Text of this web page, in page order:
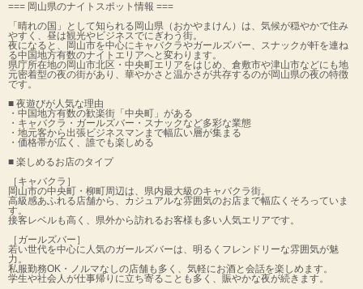
=== 岡山県のナイトスポット情報 ===
「晴れの国」として知られる岡山県（おかやまけん）は、気候が穏やかで住み
やすく、昼は観光やビジネスでにぎわう街。
夜になると、岡山市を中心にキャバクラやガールズバー、スナックが軒を連ね
る中国地方有数のナイトエリアへと変わります。
県庁所在地の岡山市北区・中央町エリアをはじめ、倉敷市や津山市などにも地
元密着型の夜の街があり、華やかさと温かさが共存するのが岡山県の夜の特徴
です。
■ 夜遊びが人気な理由
・中国地方有数の歓楽街「中央町」がある
・キャバクラ・ガールズバー・スナックなど多彩な業態
・地元客から出張ビジネスマンまで幅広い層が集まる
・価格帯が広く、誰でも楽しめる
■ 楽しめるお店のタイプ
［キャバクラ］
岡山市の中央町・柳町周辺は、県内最大級のキャバクラ街。
高級感あふれる店舗から、カジュアルな雰囲気のお店まで幅広くそろっていま
す。
接客レベルも高く、県外から訪れるお客様も多い人気エリアです。
［ガールズバー］
若い世代を中心に人気のガールズバーは、明るくフレンドリーな雰囲気が魅
力。
私服勤務OK・ノルマなしの店舗も多く、気軽にお酒と会話を楽しめます。
学生や社会人が仕事帰りに立ち寄ることも多く、賑やかな夜が続きます。